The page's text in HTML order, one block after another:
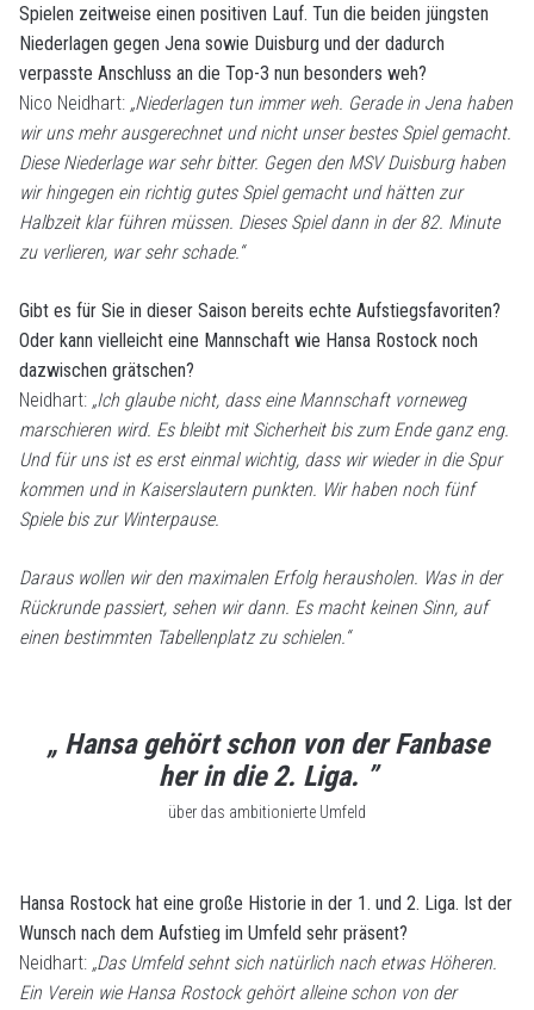
Spielen zeitweise einen positiven Lauf. Tun die beiden jüngsten
Niederlagen gegen Jena sowie Duisburg und der dadurch
verpasste Anschluss an die Top-3 nun besonders weh?
Nico Neidhart: „Niederlagen tun immer weh. Gerade in Jena haben
wir uns mehr ausgerechnet und nicht unser bestes Spiel gemacht.
Diese Niederlage war sehr bitter. Gegen den MSV Duisburg haben
wir hingegen ein richtig gutes Spiel gemacht und hätten zur
Halbzeit klar führen müssen. Dieses Spiel dann in der 82. Minute
zu verlieren, war sehr schade.“
Gibt es für Sie in dieser Saison bereits echte Aufstiegsfavoriten?
Oder kann vielleicht eine Mannschaft wie Hansa Rostock noch
dazwischen grätschen?
Neidhart: „Ich glaube nicht, dass eine Mannschaft vorneweg
marschieren wird. Es bleibt mit Sicherheit bis zum Ende ganz eng.
Und für uns ist es erst einmal wichtig, dass wir wieder in die Spur
kommen und in Kaiserslautern punkten. Wir haben noch fünf
Spiele bis zur Winterpause.
Daraus wollen wir den maximalen Erfolg herausholen. Was in der
Rückrunde passiert, sehen wir dann. Es macht keinen Sinn, auf
einen bestimmten Tabellenplatz zu schielen.“
„ Hansa gehört schon von der Fanbase
her in die 2. Liga. ”
über das ambitionierte Umfeld
Hansa Rostock hat eine große Historie in der 1. und 2. Liga. Ist der
Wunsch nach dem Aufstieg im Umfeld sehr präsent?
Neidhart: „Das Umfeld sehnt sich natürlich nach etwas Höheren.
Ein Verein wie Hansa Rostock gehört alleine schon von der